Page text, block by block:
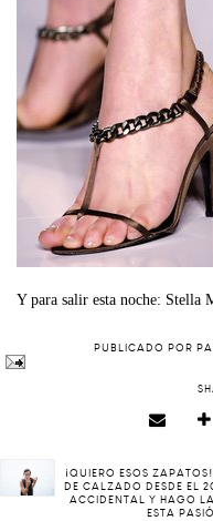
Y para salir esta noche: Stella
PUBLICADO POR
¡QUIERO ESOS
DE CALZADO DESDE EL
ACCIDENTAL Y HAGO
ESTA